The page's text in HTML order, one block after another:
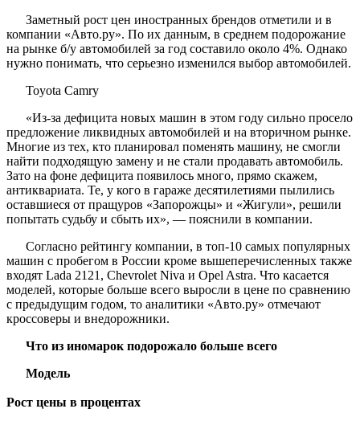
Заметный рост цен иностранных брендов отметили и в
компании «Авто.ру». По их данным, в среднем подорожание
на рынке б/у автомобилей за год составило около 4%. Однако
нужно понимать, что серьезно изменился выбор автомобилей.
Toyota Camry
«Из-за дефицита новых машин в этом году сильно просело
предложение ликвидных автомобилей и на вторичном рынке.
Многие из тех, кто планировал поменять машину, не смогли
найти подходящую замену и не стали продавать автомобиль.
Зато на фоне дефицита появилось много, прямо скажем,
антиквариата. Те, у кого в гараже десятилетиями пылились
оставшиеся от пращуров «Запорожцы» и «Жигули», решили
попытать судьбу и сбыть их», — пояснили в компании.
Согласно рейтингу компании, в топ-10 самых популярных
машин с пробегом в России кроме вышеперечисленных также
входят Lada 2121, Chevrolet Niva и Opel Astra. Что касается
моделей, которые больше всего выросли в цене по сравнению
с предыдущим годом, то аналитики «Авто.ру» отмечают
кроссоверы и внедорожники.
Что из иномарок подорожало больше всего
Модель
Рост цены в процентах